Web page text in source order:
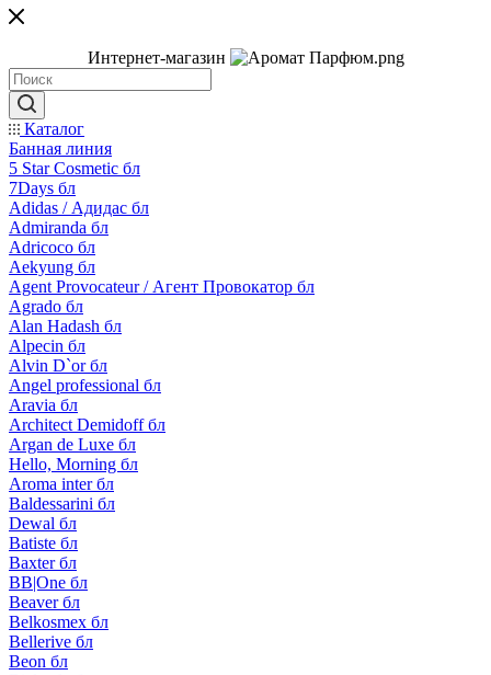
Интернет-магазин
Каталог
Банная линия
5 Star Cosmetic бл
7Days бл
Adidas / Адидас бл
Admiranda бл
Adricoco бл
Aekyung бл
Agent Provocateur / Агент Провокатор бл
Agrado бл
Alan Hadash бл
Alpecin бл
Alvin D`or бл
Angel professional бл
Aravia бл
Architect Demidoff бл
Argan de Luxe бл
Hello, Morning бл
Aroma inter бл
Baldessarini бл
Dewal бл
Batiste бл
Baxter бл
BB|One бл
Beaver бл
Belkosmex бл
Bellerive бл
Beon бл